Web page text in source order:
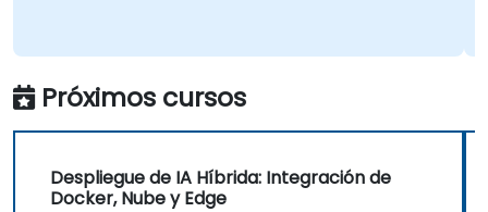
Próximos cursos
Despliegue de IA Híbrida: Integración de
Docker, Nube y Edge